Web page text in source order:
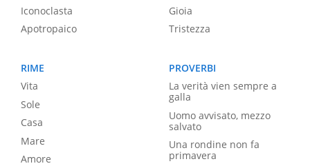
Iconoclasta
Apotropaico
Gioia
Tristezza
RIME
Vita
Sole
Casa
Mare
Amore
PROVERBI
La verità vien sempre a
galla
Uomo avvisato, mezzo
salvato
Una rondine non fa
primavera